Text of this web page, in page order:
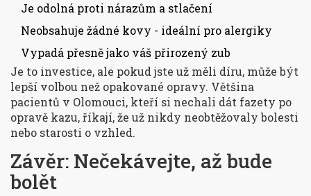
Je odolná proti nárazům a stlačení
Neobsahuje žádné kovy - ideální pro alergiky
Vypadá přesně jako váš přirozený zub
Je to investice, ale pokud jste už měli díru, může být
lepší volbou než opakované opravy. Většina
pacientů v Olomouci, kteří si nechali dát fazety po
opravě kazu, říkají, že už nikdy neobtěžovaly bolesti
nebo starosti o vzhled.
Závěr: Nečekávejte, až bude
bolět